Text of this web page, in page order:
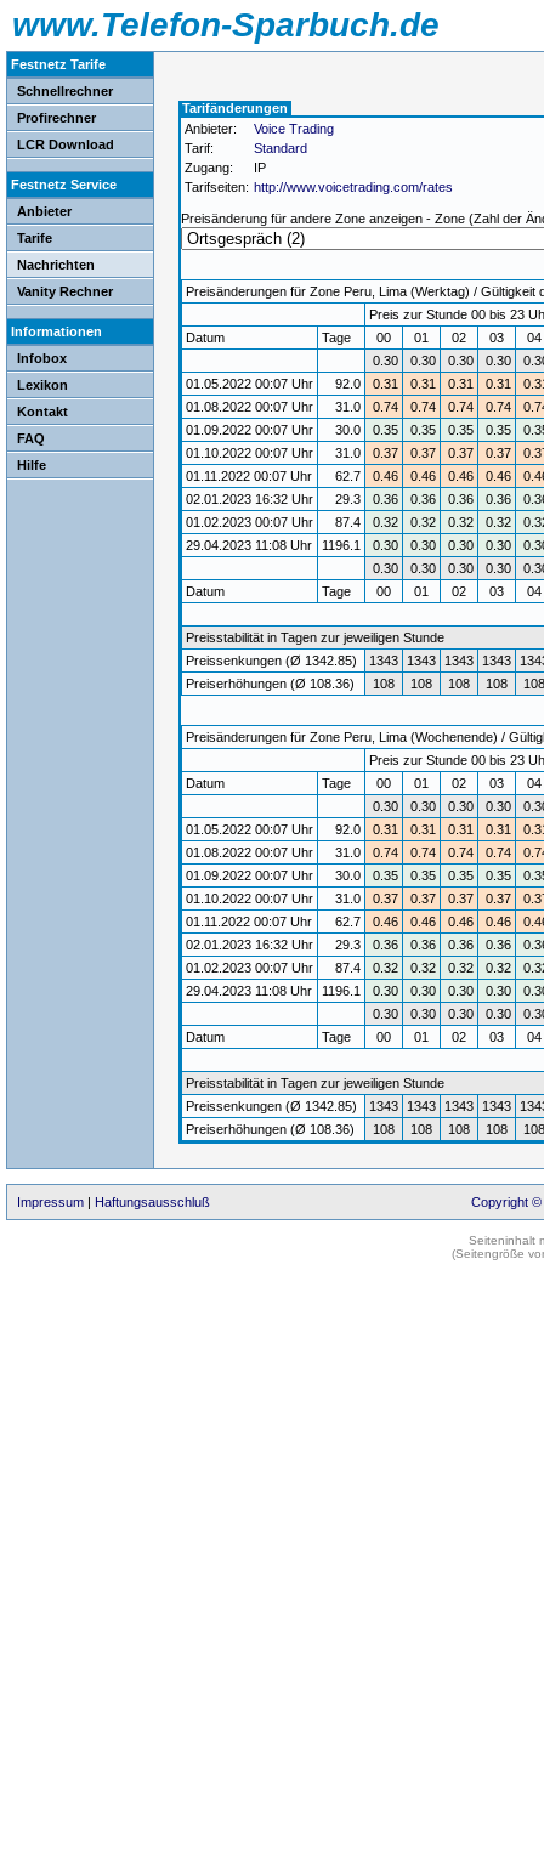
www.Telefon-Sparbuch.de
Festnetz Tarife
Schnellrechner
Profirechner
LCR Download
Festnetz Service
Anbieter
Tarife
Nachrichten
Vanity Rechner
Informationen
Infobox
Lexikon
Kontakt
FAQ
Hilfe
Tarifänderungen
Anbieter:
Voice Trading
Tarif:
Standard
Zugang:
IP
Tarifseiten: http://www.voicetrading.com/rates
Preisänderung für andere Zone anzeigen - Zone (Zahl der
Preisänderungen für Zone Peru, Lima (Werktag) / Gültigkeit
Preis zur Stunde 00 bis 23
Datum
Tage 00 01 02 03
0.30
0.30 0.30 0.30
01.05.2022 00:07 Uhr
92.0 0.31 0.31 0.31 0.31
01.08.2022 00:07 Uhr
31.0 0.74 0.74 0.74 0.74
01.09.2022 00:07 Uhr
30.0 0.35 0.35 0.35 0.35
01.10.2022 00:07 Uhr
31.0 0.37 0.37 0.37 0.37
01.11.2022 00:07 Uhr
62.7 0.46 0.46 0.46 0.46
02.01.2023 16:32 Uhr
29.3 0.36 0.36 0.36 0.36
01.02.2023 00:07 Uhr
87.4 0.32 0.32 0.32 0.32
29.04.2023 11:08 Uhr
1196.1 0.30 0.30 0.30 0.30
0.30
0.30 0.30 0.30
Datum
Tage 00 01 02 03 04
Preisstabilität in Tagen zur jeweiligen Stunde
Preissenkungen (Ø 1342.85)
1343 1343 1343 1343
Preiserhöhungen (Ø 108.36)
108 108 108 108 108
Preisänderungen für Zone Peru, Lima (Wochenende) /
Preis zur Stunde 00 bis 23
Datum
Tage 00 01 02 03
0.30
0.30 0.30 0.30
01.05.2022 00:07 Uhr
92.0 0.31 0.31 0.31 0.31
01.08.2022 00:07 Uhr
31.0 0.74 0.74 0.74 0.74
01.09.2022 00:07 Uhr
30.0 0.35 0.35 0.35 0.35
01.10.2022 00:07 Uhr
31.0 0.37 0.37 0.37 0.37
01.11.2022 00:07 Uhr
62.7 0.46 0.46 0.46 0.46
02.01.2023 16:32 Uhr
29.3 0.36 0.36 0.36 0.36
01.02.2023 00:07 Uhr
87.4 0.32 0.32 0.32 0.32
29.04.2023 11:08 Uhr
1196.1 0.30 0.30 0.30 0.30
0.30
0.30 0.30 0.30
Datum
Tage 00 01 02 03 04
Preisstabilität in Tagen zur jeweiligen Stunde
Preissenkungen (Ø 1342.85)
1343 1343 1343 1343
Preiserhöhungen (Ø 108.36)
108 108 108 108 108
Impressum | Haftungsausschluß Copyright ©
Seiteninhalt
(Seitengröße